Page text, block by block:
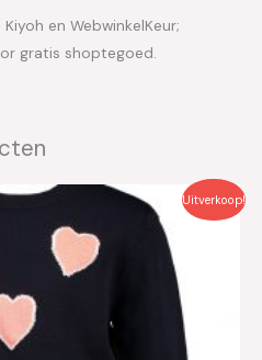
en WebwinkelKeur;
gratis shoptegoed.
Uitverkoop!